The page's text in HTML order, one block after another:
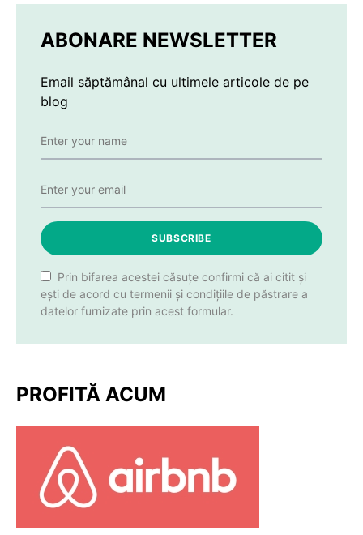
ABONARE NEWSLETTER
Email săptămânal cu ultimele articole de pe
blog
SUBSCRIBE
Prin bifarea acestei căsuțe confirmi că ai citit și
ești de acord cu termenii și condițiile de păstrare a
datelor furnizate prin acest formular.
PROFITĂ ACUM